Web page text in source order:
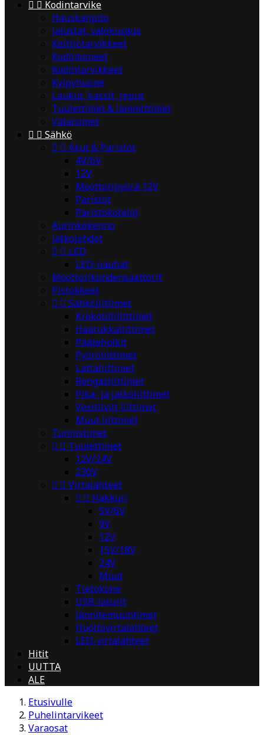
  Kodintarvike
Hauskanpito
Jalustat, valokuvaus
Keittiötarvikkeet
Kodinkoneet
Kodintarvikkeet
Kylpyhuone
Laukut, kassit, reput
Tuulettimet & lämmittimet
Valaisimet
  Sähkö
  Akut & Paristot
4V/6V
12V
Moottoripyörä 12V
Paristot
Paristokotelot
Aurinkokenno
Jatkojohdot
  LED
LED-nauhat
Moottorikondensaattorit
Pistokkeet
  Sähköliittimet
Krokotiililiittimet
Haarukkaliittimet
Pääteholkit
Pyöröliittimet
Lattaliittimet
Rengasliittimet
Pika- ja jatkoliittimet
Vesitiiviit liittimet
Muut liittimet
Tunnistimet
  Tuulettimet
12V/24V
230V
  Virtalähteet
  Hakkuri
5V/6V
9V
12V
15V/18V
24V
Muut
Tietokone
USB-laturit
Jännitemuuntimet
Huoltovirtalähteet
LED-virtalähteet
Hitit
UUTTA
ALE
Etusivulle
Puhelintarvikeet
Varaosat